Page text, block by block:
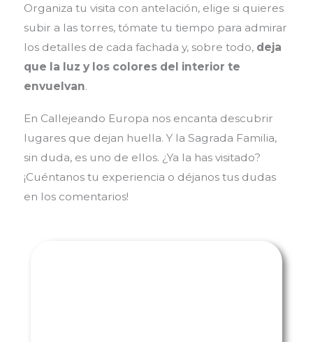
Organiza tu visita con antelación, elige si quieres
subir a las torres, tómate tu tiempo para admirar
los detalles de cada fachada y, sobre todo, deja
que la luz y los colores del interior te
envuelvan.
En Callejeando Europa nos encanta descubrir
lugares que dejan huella. Y la Sagrada Familia,
sin duda, es uno de ellos. ¿Ya la has visitado?
¡Cuéntanos tu experiencia o déjanos tus dudas
en los comentarios!